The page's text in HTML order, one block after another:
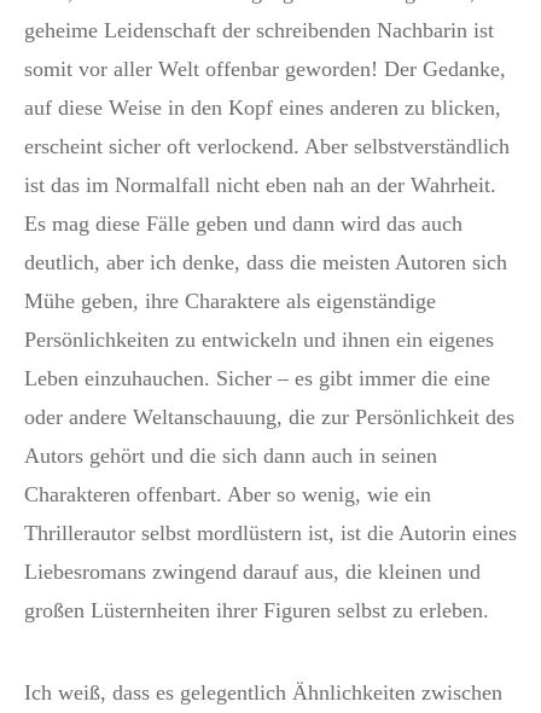
geheime Leidenschaft der schreibenden Nachbarin ist
somit vor aller Welt offenbar geworden! Der Gedanke,
auf diese Weise in den Kopf eines anderen zu blicken,
erscheint sicher oft verlockend. Aber selbstverständlich
ist das im Normalfall nicht eben nah an der Wahrheit.
Es mag diese Fälle geben und dann wird das auch
deutlich, aber ich denke, dass die meisten Autoren sich
Mühe geben, ihre Charaktere als eigenständige
Persönlichkeiten zu entwickeln und ihnen ein eigenes
Leben einzuhauchen. Sicher – es gibt immer die eine
oder andere Weltanschauung, die zur Persönlichkeit des
Autors gehört und die sich dann auch in seinen
Charakteren offenbart. Aber so wenig, wie ein
Thrillerautor selbst mordlüstern ist, ist die Autorin eines
Liebesromans zwingend darauf aus, die kleinen und
großen Lüsternheiten ihrer Figuren selbst zu erleben.
Ich weiß, dass es gelegentlich Ähnlichkeiten zwischen